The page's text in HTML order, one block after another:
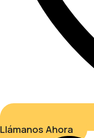
Llámanos Ahora